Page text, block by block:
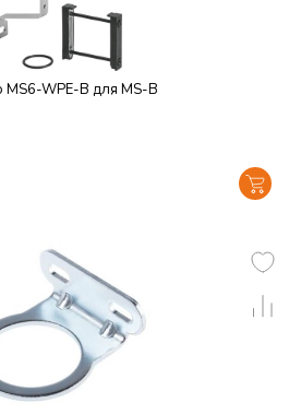
WPE-B для MS-B